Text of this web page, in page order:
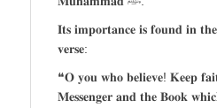
𝐈𝐭𝐬 𝐢𝐦𝐩𝐨𝐫𝐭𝐚𝐧𝐜𝐞 𝐢𝐬 𝐟𝐨𝐮𝐧𝐝 𝐢𝐧
𝐯𝐞𝐫𝐬𝐞:
❝𝐎 𝐲𝐨𝐮 𝐰𝐡𝐨 𝐛𝐞𝐥𝐢𝐞𝐯𝐞! 𝐊𝐞𝐞𝐩
𝐌𝐞𝐬𝐬𝐞𝐧𝐠𝐞𝐫 𝐚𝐧𝐝 𝐭𝐡𝐞 𝐁𝐨𝐨𝐤